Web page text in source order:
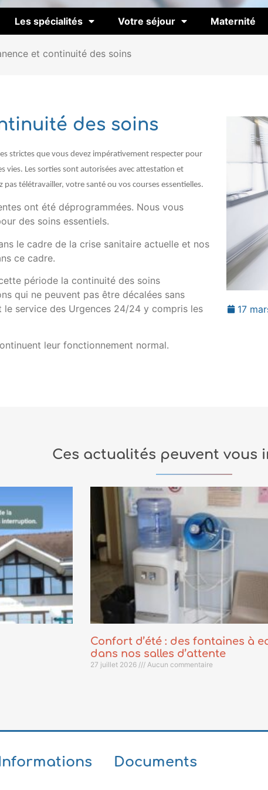
Les spécialités Votre séjour Maternité
et continuité des soins
des soins
strictes que vous devez impérativement respecter pour
vies. Les sorties sont autorisées avec attestation et
télétravailler, votre santé ou vos courses essentielles.
ont été déprogrammées. Nous vous
des soins essentiels.
le cadre de la crise sanitaire actuelle et nos
ce cadre.
période la continuité des soins
qui ne peuvent pas être décalées sans
service des Urgences 24/24 y compris les
leur fonctionnement normal.
17
Ces actualités peuvent vous
Confort d’été : des fontaines à
dans nos salles d’attente
27 juillet 2026 Aucun commentaire
Documents